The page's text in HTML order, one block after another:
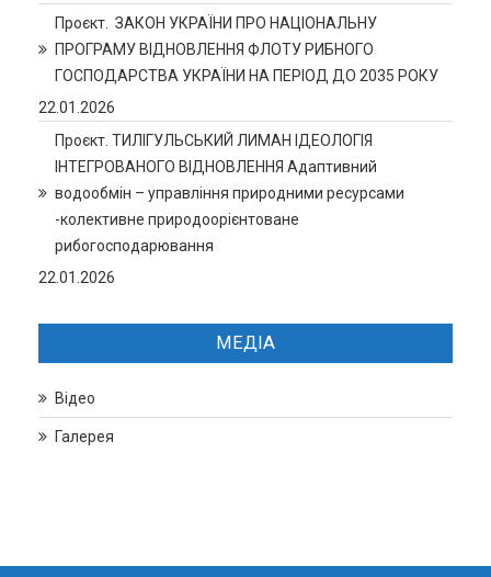
Проєкт. ЗАКОН УКРАЇНИ ПРО НАЦІОНАЛЬНУ
ПРОГРАМУ ВІДНОВЛЕННЯ ФЛОТУ РИБНОГО
ГОСПОДАРСТВА УКРАЇНИ НА ПЕРІОД ДО 2035 РОКУ
22.01.2026
Проєкт. ТИЛІГУЛЬСЬКИЙ ЛИМАН ІДЕОЛОГІЯ
ІНТЕГРОВАНОГО ВІДНОВЛЕННЯ Адаптивний
водообмін – управління природними ресурсами
-колективне природоорієнтоване
рибогосподарювання
22.01.2026
МЕДІА
Відео
Галерея